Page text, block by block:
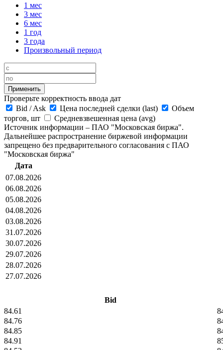
1 мес
3 мес
6 мес
1 год
3 года
Произвольный период
Проверьте корректность ввода дат
Bid /Ask Цена последней сделки (last)
Объем
торгов, шт
Средневзвешенная цена (avg)
Источник информации – ПАО "Московская биржа".
Дальнейшее распространение биржевой информации
запрещено без предварительного согласования с ПАО
"Московская биржа"
Дата
07.08.2026
06.08.2026
05.08.2026
04.08.2026
03.08.2026
31.07.2026
30.07.2026
29.07.2026
28.07.2026
27.07.2026
Bid
84.61
84.76
84.85
84.91